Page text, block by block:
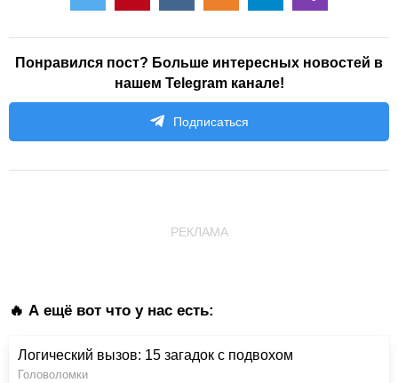
Понравился пост? Больше интересных новостей в
нашем Telegram канале!
Подписаться
РЕКЛАМА
🔥 А ещё вот что у нас есть:
Логический вызов: 15 загадок с подвохом
Головоломки